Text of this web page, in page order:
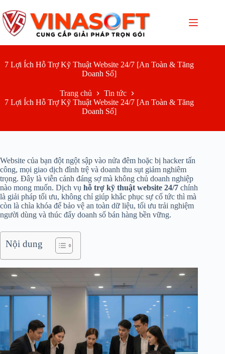
đến
phần
nội
7 Lợi Ích Hỗ Trợ Kỹ Thuật Website 24/7 [An Toàn & Tăng
Doanh Số]
Trang chủ
Tin tức
7 Lợi Ích Hỗ Trợ Kỹ Thuật Website 24/7 [An Toàn & Tăng
Doanh Số]
Website của bạn đột ngột sập vào nửa đêm hoặc bị hacker tấn
công, mọi giao dịch đình trệ và doanh thu sụt giảm nghiêm
trọng. Đây là viễn cảnh đáng sợ mà không chủ doanh nghiệp
nào mong muốn. Dịch vụ hỗ trợ kỹ thuật website 24/7 chính
là giải pháp tối ưu, không chỉ giúp khắc phục sự cố tức thì mà
còn là chìa khóa để bảo vệ an toàn dữ liệu, tối ưu trải nghiệm
người dùng và thúc đẩy doanh số bán hàng bền vững.
Nội dung